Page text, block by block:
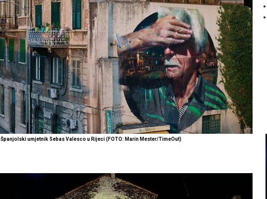
Španjolski umjetnik Sebas Valesco u Rijeci (FOTO: Marin Mester/TimeOut)